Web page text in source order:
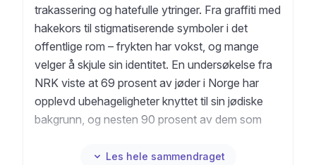
trakassering og hatefulle ytringer. Fra graffiti med
hakekors til stigmatiserende symboler i det
offentlige rom – frykten har vokst, og mange
velger å skjule sin identitet. En undersøkelse fra
NRK viste at 69 prosent av jøder i Norge har
opplevd ubehageligheter knyttet til sin jødiske
bakgrunn, og nesten 90 prosent av dem som
forsiktige.I Frykt og stillhet deler norske jøder
Les hele sammendraget